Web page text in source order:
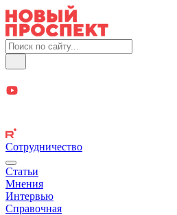
Сотрудничество
Статьи
Мнения
Интервью
Справочная